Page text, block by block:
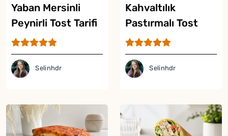
Yaban Mersinli
Peynirli Tost Tarifi
Selinhdr
Kahvaltılık
Pastırmalı Tost
Tarifi
Selinhdr